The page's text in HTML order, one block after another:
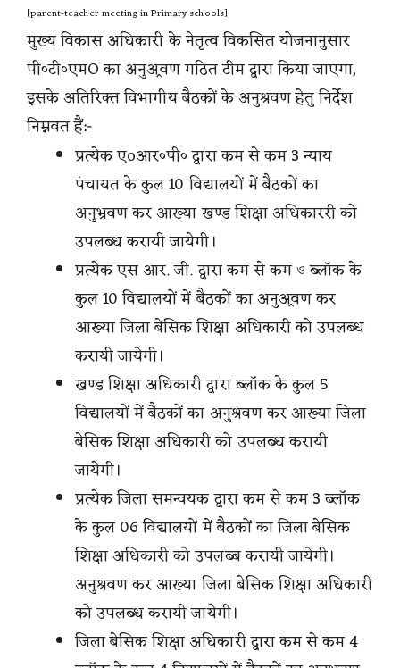
[parent-teacher meeting in Primary schools]
मुख्य विकास अधिकारी के नेतृत्व विकसित योजनानुसार
पी०टी०एमO का अनुअ्रवण गठित टीम द्वारा किया जाएगा,
इसके अतिरिक्त विभागीय बैठकों के अनुश्रवण हेतु निर्देश
निम्नवत हैं:-
प्रत्येक एoआर०पी० द्वारा कम से कम 3 न्याय
पंचायत के कुल 10 विद्यालयों में बैठकों का
अनुभ्रवण कर आख्या खण्ड शिक्षा अधिकाररी को
उपलब्ध करायी जायेगी।
प्रत्येक एस आर. जी. द्वारा कम से कम ও ब्लॉक के
कुल 10 विद्यालयों में बैठकों का अनुअ्रवण कर
आख्या जिला बेसिक शिक्षा अधिकारी को उपलब्ध
करायी जायेगी।
खण्ड शिक्षा अधिकारी द्वारा ब्लॉक के कुल 5
विद्यालयों में बैठकों का अनुश्रवण कर आख्या जिला
बेसिक शिक्षा अधिकारी को उपलब्ध करायी
जायेगी।
प्रत्येक जिला समन्वयक द्वारा कम से कम 3 ब्लॉक
के कुल 06 विद्यालयों में बैठकों का जिला बेसिक
शिक्षा अधिकारी को उपलब्ब करायी जायेगी।
अनुश्रवण कर आख्या जिला बेसिक शिक्षा अधिकारी
को उपलब्ध करायी जायेगी।
जिला बेसिक शिक्षा अधिकारी द्वारा कम से कम 4